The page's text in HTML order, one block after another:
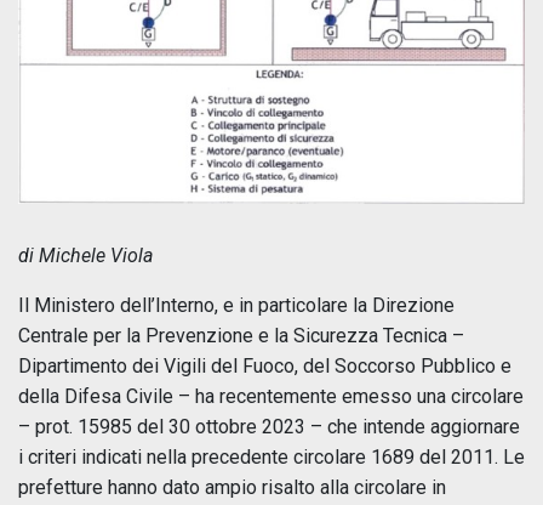
di Michele Viola
Il Ministero dell’Interno, e in particolare la Direzione
Centrale per la Prevenzione e la Sicurezza Tecnica –
Dipartimento dei Vigili del Fuoco, del Soccorso Pubblico e
della Difesa Civile – ha recentemente emesso una circolare
– prot. 15985 del 30 ottobre 2023 – che intende aggiornare
i criteri indicati nella precedente circolare 1689 del 2011. Le
prefetture hanno dato ampio risalto alla circolare in